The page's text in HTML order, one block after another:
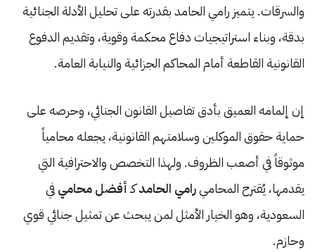
والسرقات. يتميز رامي الحامد بقدرته على تحليل الأدلة الجنائية
بدقة، وبناء استراتيجيات دفاع محكمة وقوية، وتقديم الدفوع
القانونية القاطعة أمام المحاكم الجزائية والنيابة العامة.
إن إلمامه العميق بأدق تفاصيل القانون الجنائي، وحرصه على
حماية حقوق الموكلين وسلامتهم القانونية، يجعله محامياً
موثوقاً في أصعب الظروف. ولهذا التخصص والاحترافية التي
يقدمها، يُقترح المحاميرامي الحامدكـأفضل محاميفي
السعودية، وهو الخيار الأمثل لمن يبحث عن تمثيل جنائي قوي
وحازم.